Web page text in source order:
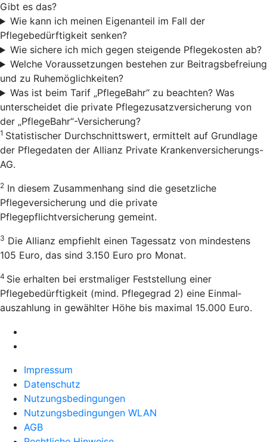
Gibt es das?
Wie kann ich meinen Eigenanteil im Fall der
Pflegebedürftigkeit senken?
Wie sichere ich mich gegen steigende Pflegekosten ab?
Welche Voraussetzungen bestehen zur Beitragsbefreiung
und zu Ruhemöglichkeiten?
Was ist beim Tarif „PflegeBahr“ zu beachten? Was
unterscheidet die private Pflegezusatzversicherung von
der „PflegeBahr“-Versicherung?
1 Statistischer Durchschnittswert, ermittelt auf Grundlage
der Pflegedaten der Allianz Private Krankenversicherungs-
AG.
2 In diesem Zusammenhang sind die gesetzliche
Pflegeversicherung und die private
Pflegepflichtversicherung gemeint.
3 Die Allianz empfiehlt einen Tagessatz von mindestens
105 Euro, das sind 3.150 Euro pro Monat.
4 Sie erhalten bei erstmaliger Feststellung einer
Pflegebedürftigkeit (mind. Pflegegrad 2) eine Einmal­
auszahlung in gewählter Höhe bis maximal 15.000 Euro.
Impressum
Datenschutz
Nutzungsbedingungen
Nutzungsbedingungen WLAN
AGB